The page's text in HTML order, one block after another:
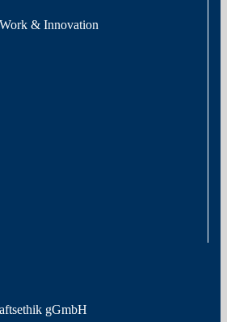
& Innovation
gGmbH